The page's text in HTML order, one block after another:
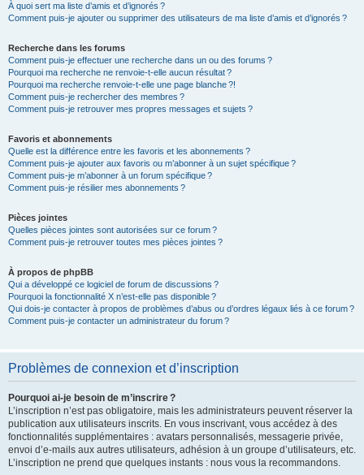
À quoi sert ma liste d’amis et d’ignorés ?
Comment puis-je ajouter ou supprimer des utilisateurs de ma liste d’amis et d’ignorés ?
Recherche dans les forums
Comment puis-je effectuer une recherche dans un ou des forums ?
Pourquoi ma recherche ne renvoie-t-elle aucun résultat ?
Pourquoi ma recherche renvoie-t-elle une page blanche ?!
Comment puis-je rechercher des membres ?
Comment puis-je retrouver mes propres messages et sujets ?
Favoris et abonnements
Quelle est la différence entre les favoris et les abonnements ?
Comment puis-je ajouter aux favoris ou m’abonner à un sujet spécifique ?
Comment puis-je m’abonner à un forum spécifique ?
Comment puis-je résilier mes abonnements ?
Pièces jointes
Quelles pièces jointes sont autorisées sur ce forum ?
Comment puis-je retrouver toutes mes pièces jointes ?
À propos de phpBB
Qui a développé ce logiciel de forum de discussions ?
Pourquoi la fonctionnalité X n’est-elle pas disponible ?
Qui dois-je contacter à propos de problèmes d’abus ou d’ordres légaux liés à ce forum ?
Comment puis-je contacter un administrateur du forum ?
Problèmes de connexion et d’inscription
Pourquoi ai-je besoin de m’inscrire ?
L’inscription n’est pas obligatoire, mais les administrateurs peuvent réserver la
publication aux utilisateurs inscrits. En vous inscrivant, vous accédez à des
fonctionnalités supplémentaires : avatars personnalisés, messagerie privée,
envoi d’e-mails aux autres utilisateurs, adhésion à un groupe d’utilisateurs, etc.
L’inscription ne prend que quelques instants : nous vous la recommandons.